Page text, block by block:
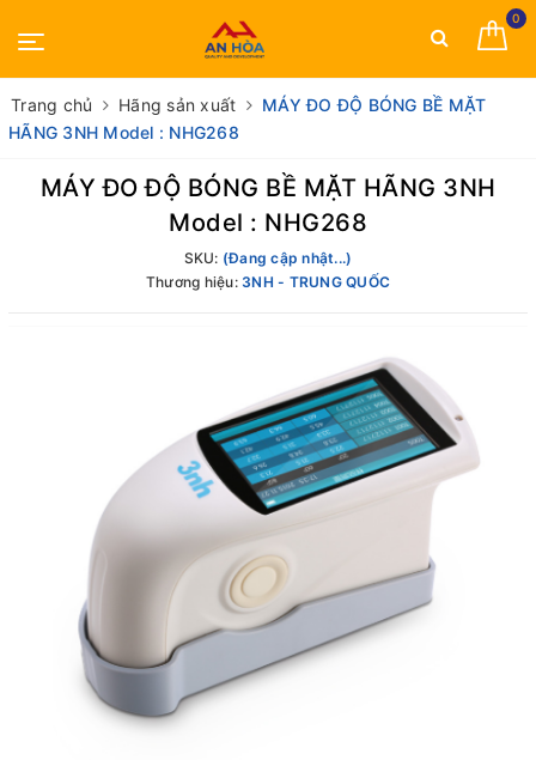
0
Trang chủ Hãng sản xuất
MÁY ĐO ĐỘ BÓNG BỀ MẶT
HÃNG 3NH Model : NHG268
MÁY ĐO ĐỘ BÓNG BỀ MẶT HÃNG 3NH
Model : NHG268
SKU: (Đang cập nhật...)
Thương hiệu: 3NH - TRUNG QUỐC